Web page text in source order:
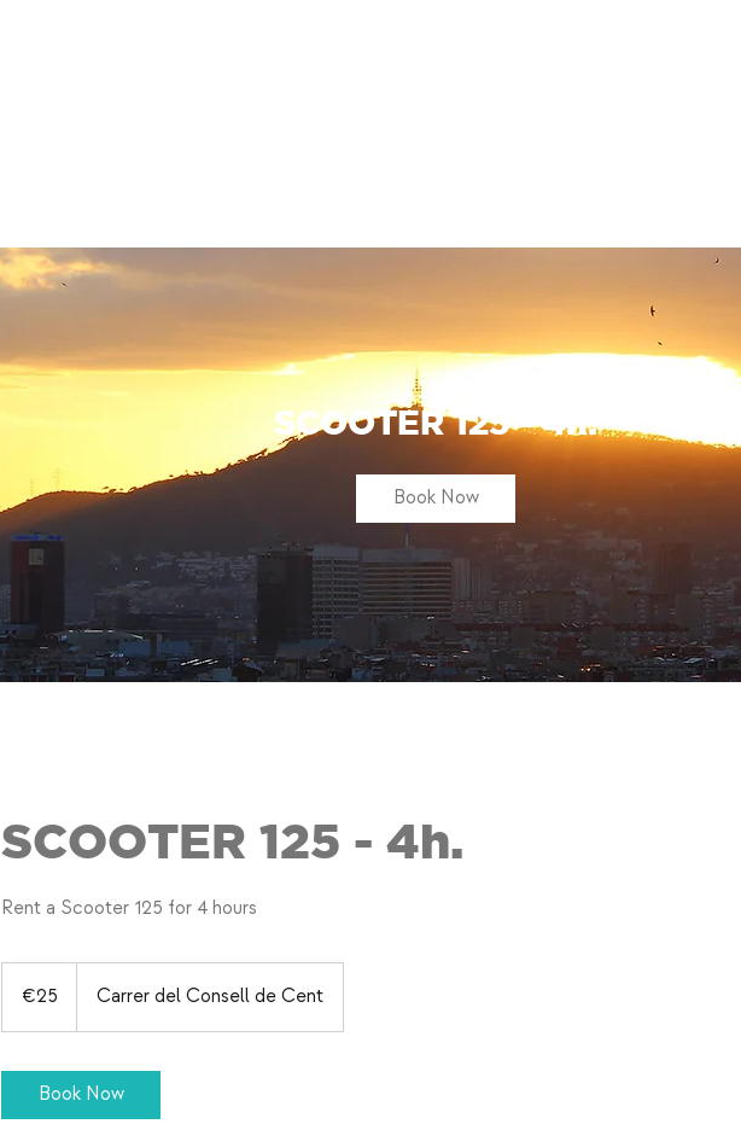
SCOOTER 125 - 4h.
Book Now
SCOOTER 125 - 4h.
Rent a Scooter 125 for 4 hours
€25 Carrer del Consell de Cent
Book Now